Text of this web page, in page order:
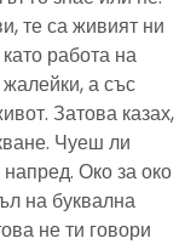
те са живият ни
работа на
а със
Затова казах,
Чуеш ли
Око за око
на буквална
не ти говори